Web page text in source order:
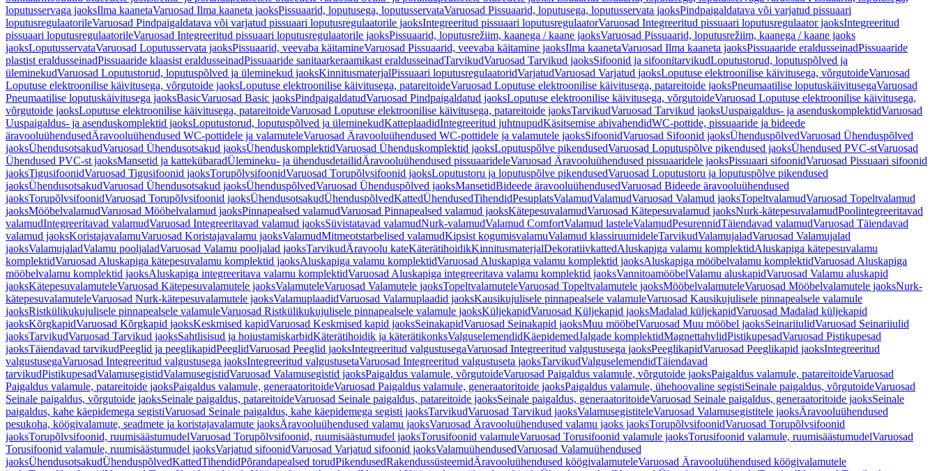
loputusservaga jaoksIlma kaanetaVaruosad Ilma kaaneta jaoksPissuaarid, loputusega, loputusservataVaruosad Pissuaarid, loputusega, loputusservata jaoksPindpaigaldatava või varjatud pissuaari
loputusregulaatorileVaruosad Pindpaigaldatava või varjatud pissuaari loputusregulaatorile jaoksIntegreeritud pissuaari loputusregulaatorVaruosad Integreeritud pissuaari loputusregulaator jaoksIntegreeritud
pissuaari loputusregulaatorileVaruosad Integreeritud pissuaari loputusregulaatorile jaoksPissuaarid, loputusrežiim, kaanega / kaane jaoksVaruosad Pissuaarid, loputusrežiim, kaanega / kaane jaoks
jaoksLoputusservataVaruosad Loputusservata jaoksPissuaarid, veevaba käitamineVaruosad Pissuaarid, veevaba käitamine jaoksIlma kaanetaVaruosad Ilma kaaneta jaoksPissuaaride eraldusseinadPissuaaride
plastist eraldusseinadPissuaaride klaasist eraldusseinadPissuaaride sanitaarkeraamikast eraldusseinadTarvikudVaruosad Tarvikud jaoksSifoonid ja sifoonitarvikudLoputustorud, loputuspõlved ja
üleminekudVaruosad Loputustorud, loputuspõlved ja üleminekud jaoksKinnitusmaterjalPissuaari loputusregulaatoridVarjatudVaruosad Varjatud jaoksLoputuse elektroonilise käivitusega, võrgutoideVaruosad
Loputuse elektroonilise käivitusega, võrgutoide jaoksLoputuse elektroonilise käivitusega, patareitoideVaruosad Loputuse elektroonilise käivitusega, patareitoide jaoksPneumaatilise loputuskäivitusegaVaruosad
Pneumaatilise loputuskäivitusega jaoksBasicVaruosad Basic jaoksPindpaigaldatudVaruosad Pindpaigaldatud jaoksLoputuse elektroonilise käivitusega, võrgutoideVaruosad Loputuse elektroonilise käivitusega,
võrgutoide jaoksLoputuse elektroonilise käivitusega, patareitoideVaruosad Loputuse elektroonilise käivitusega, patareitoide jaoksTarvikudVaruosad Tarvikud jaoksUuspaigaldus- ja asenduskomplektidVaruosad
Uuspaigaldus- ja asenduskomplektid jaoksLoputustorud, loputuspõlved ja üleminekudKatteplaadidIntegreeritud juhtnupudKäsitsemise abivahendidWC-pottide, pissuaaride ja bideede
äravooluühendusedÄravooluühendused WC-pottidele ja valamuteleVaruosad Äravooluühendused WC-pottidele ja valamutele jaoksSifoonidVaruosad Sifoonid jaoksÜhenduspõlvedVaruosad Ühenduspõlved
jaoksÜhendusotsakudVaruosad Ühendusotsakud jaoksÜhenduskomplektidVaruosad Ühenduskomplektid jaoksLoputuspõlve pikendusedVaruosad Loputuspõlve pikendused jaoksÜhendused PVC-stVaruosad
Ühendused PVC-st jaoksMansetid ja kattekübaradÜlemineku- ja ühendusdetailidÄravooluühendused pissuaarideleVaruosad Äravooluühendused pissuaaridele jaoksPissuaari sifoonidVaruosad Pissuaari sifoonid
jaoksTigusifoonidVaruosad Tigusifoonid jaoksTorupõlvsifoonidVaruosad Torupõlvsifoonid jaoksLoputustoru ja loputuspõlve pikendusedVaruosad Loputustoru ja loputuspõlve pikendused
jaoksÜhendusotsakudVaruosad Ühendusotsakud jaoksÜhenduspõlvedVaruosad Ühenduspõlved jaoksMansetidBideede äravooluühendusedVaruosad Bideede äravooluühendused
jaoksTorupõlvsifoonidVaruosad Torupõlvsifoonid jaoksÜhendusotsakudÜhenduspõlvedKattedÜhendusedTihendidPesuplatsValamudValamudVaruosad Valamud jaoksTopeltvalamudVaruosad Topeltvalamud
jaoksMööbelvalamudVaruosad Mööbelvalamud jaoksPinnapealsed valamudVaruosad Pinnapealsed valamud jaoksKätepesuvalamudVaruosad Kätepesuvalamud jaoksNurk-kätepesuvalamudPoolintegreeritavad
valamudIntegreeritavad valamudVaruosad Integreeritavad valamud jaoksSüvistatavad valamudNurk-valamudValamud ComfortValamud lasteleValamudPesurennidTäiendavad valamudVaruosad Täiendavad
valamud jaoksKoristajavalamuVaruosad Koristajavalamu jaoksValamudMitmeotstarbelised valamudKipsist kogumisvalamuValamud klassiruumideleTarvikudValamujaladVaruosad Valamujalad
jaoksValamujaladValamu pooljaladVaruosad Valamu pooljalad jaoksTarvikudÄravoolu kateKäterätihoidikKinnitusmaterjalDekoratiivkattedAluskapiga valamu komplektidAluskapiga kätepesuvalamu
komplektidVaruosad Aluskapiga kätepesuvalamu komplektid jaoksAluskapiga valamu komplektidVaruosad Aluskapiga valamu komplektid jaoksAluskapiga mööbelvalamu komplektidVaruosad Aluskapiga
mööbelvalamu komplektid jaoksAluskapiga integreeritava valamu komplektidVaruosad Aluskapiga integreeritava valamu komplektid jaoksVannitoamööbelValamu aluskapidVaruosad Valamu aluskapid
jaoksKätepesuvalamuteleVaruosad Kätepesuvalamutele jaoksValamuteleVaruosad Valamutele jaoksTopeltvalamuteleVaruosad Topeltvalamutele jaoksMööbelvalamuteleVaruosad Mööbelvalamutele jaoksNurk-
kätepesuvalamuteleVaruosad Nurk-kätepesuvalamutele jaoksValamuplaadidVaruosad Valamuplaadid jaoksKausikujulisele pinnapealsele valamuleVaruosad Kausikujulisele pinnapealsele valamule
jaoksRistkülikukujulisele pinnapealsele valamuleVaruosad Ristkülikukujulisele pinnapealsele valamule jaoksKüljekapidVaruosad Küljekapid jaoksMadalad küljekapidVaruosad Madalad küljekapid
jaoksKõrgkapidVaruosad Kõrgkapid jaoksKeskmised kapidVaruosad Keskmised kapid jaoksSeinakapidVaruosad Seinakapid jaoksMuu mööbelVaruosad Muu mööbel jaoksSeinariiulidVaruosad Seinariiulid
jaoksTarvikudVaruosad Tarvikud jaoksSahtlisisud ja hoiustamiskarbidKäterätihoidik ja käterätikonksValguselemendidKäepidemedJalgade komplektidMagnettahvlidPistikupesadVaruosad Pistikupesad
jaoksTäiendavad tarvikudPeeglid ja peeglikapidPeeglidVaruosad Peeglid jaoksIntegreeritud valgustusegaVaruosad Integreeritud valgustusega jaoksPeeglikapidVaruosad Peeglikapid jaoksIntegreeritud
valgustusegaVaruosad Integreeritud valgustusega jaoksIntegreeritud valgustusetaVaruosad Integreeritud valgustuseta jaoksTarvikudValguselemendidTäiendavad
tarvikudPistikupesadValamusegistidValamusegistidVaruosad Valamusegistid jaoksPaigaldus valamule, võrgutoideVaruosad Paigaldus valamule, võrgutoide jaoksPaigaldus valamule, patareitoideVaruosad
Paigaldus valamule, patareitoide jaoksPaigaldus valamule, generaatoritoideVaruosad Paigaldus valamule, generaatoritoide jaoksPaigaldus valamule, ühehoovaline segistiSeinale paigaldus, võrgutoideVaruosad
Seinale paigaldus, võrgutoide jaoksSeinale paigaldus, patareitoideVaruosad Seinale paigaldus, patareitoide jaoksSeinale paigaldus, generaatoritoideVaruosad Seinale paigaldus, generaatoritoide jaoksSeinale
paigaldus, kahe käepidemega segistiVaruosad Seinale paigaldus, kahe käepidemega segisti jaoksTarvikudVaruosad Tarvikud jaoksValamusegistiteleVaruosad Valamusegistitele jaoksÄravooluühendused
pesukoha, köögivalamute, seadmete ja koristajavalamute jaoksÄravooluühendused valamu jaoksVaruosad Äravooluühendused valamu jaoks jaoksTorupõlvsifoonidVaruosad Torupõlvsifoonid
jaoksTorupõlvsifoonid, ruumisäästumudelVaruosad Torupõlvsifoonid, ruumisäästumudel jaoksTorusifoonid valamuleVaruosad Torusifoonid valamule jaoksTorusifoonid valamule, ruumisäästumudelVaruosad
Torusifoonid valamule, ruumisäästumudel jaoksVarjatud sifoonidVaruosad Varjatud sifoonid jaoksValamuühendusedVaruosad Valamuühendused
jaoksÜhendusotsakudÜhenduspõlvedKattedTihendidPõrandapealsed torudPikendusedRakendussüsteemidÄravooluühendused köögivalamuteleVaruosad Äravooluühendused köögivalamutele